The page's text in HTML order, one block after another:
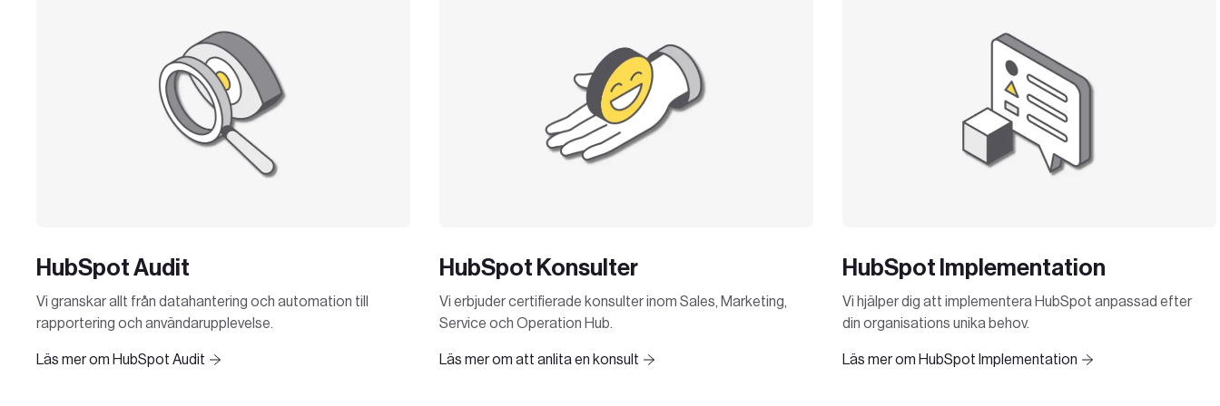
HubSpot Audit
Vi granskar allt från datahantering och automation till
rapportering och användarupplevelse.
Läs mer om HubSpot Audit
HubSpot Konsulter
Vi erbjuder certifierade konsulter inom Sales, Marketing,
Service och Operation Hub.
Läs mer om att anlita en konsult
HubSpot Implementation
Vi hjälper dig att implementera HubSpot anpassad efter
din organisations unika behov.
Läs mer om HubSpot Implementation